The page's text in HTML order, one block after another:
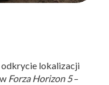
odkrycie lokalizacji
Forza Horizon 5–